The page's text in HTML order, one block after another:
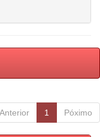
Anterior 1 Póximo